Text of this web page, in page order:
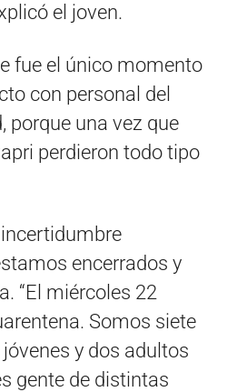
el joven.
fue el único momento
con personal del
porque una vez que
perdieron todo tipo
encerrados y
“El miércoles 22
Somos siete
y dos adultos
gente de distintas